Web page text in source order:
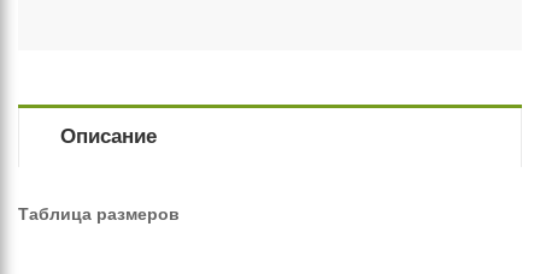
Описание
Таблица размеров